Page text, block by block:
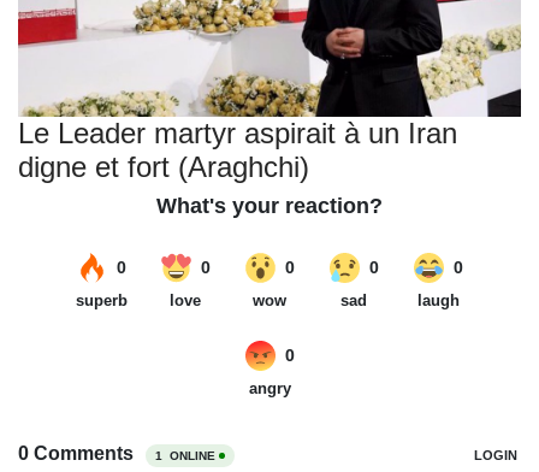
Le Leader martyr aspirait à un Iran
digne et fort (Araghchi)